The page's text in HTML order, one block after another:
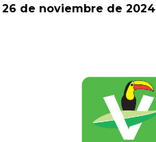
de noviembre de 2024